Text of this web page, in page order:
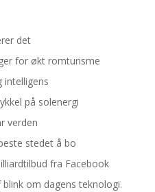
det
for økt romturisme
intelligens
på solenergi
verden
stedet å bo
fra Facebook
blink om dagens teknologi.